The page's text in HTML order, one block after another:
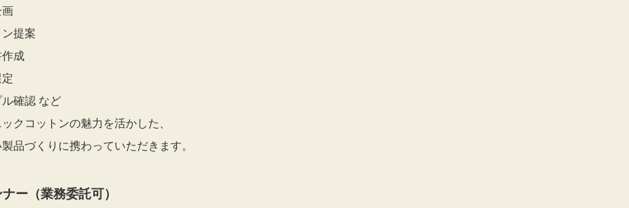
画
提案
成
確認 など
クコットンの魅力を活かした、
品づくりに携わっていただきます。
ー（業務委託可）